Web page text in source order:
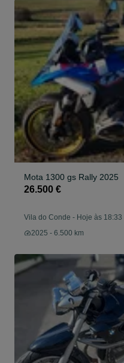
Mota 1300 gs Rally 2025
26.500 €
Vila do Conde - Hoje às 18:33
2025 - 6.500 km